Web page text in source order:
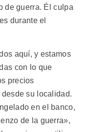
de guerra. Él culpa
durante el
aquí, y estamos
con lo que
precios
su localidad.
en el banco,
de la guerra»,